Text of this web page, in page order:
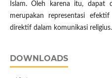
Islam. Oleh karena itu, dapat
merupakan representasi
direktif dalam komunikasi religius.
DOWNLOADS